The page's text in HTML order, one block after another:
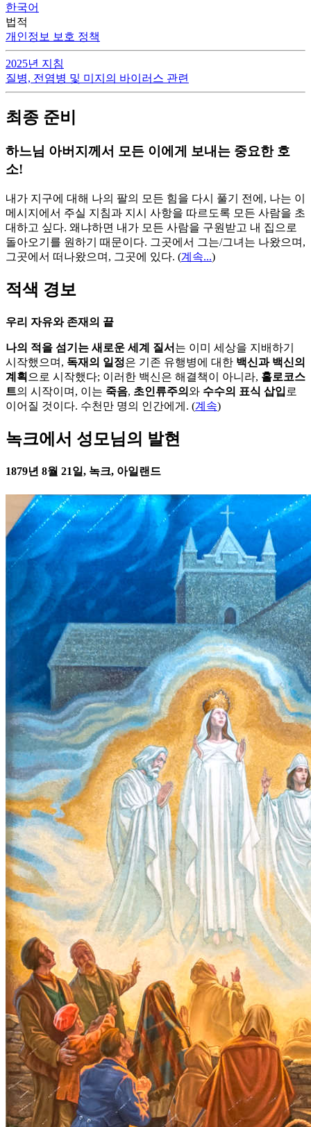
한국어
법적
개인정보 보호 정책
2025년 지침
질병, 전염병 및 미지의 바이러스 관련
최종 준비
하느님 아버지께서 모든 이에게 보내는 중요한 호
소!
내가 지구에 대해 나의 팔의 모든 힘을 다시 풀기 전에, 나는 이
메시지에서 주실 지침과 지시 사항을 따르도록 모든 사람을 초
대하고 싶다. 왜냐하면 내가 모든 사람을 구원받고 내 집으로
돌아오기를 원하기 때문이다. 그곳에서 그는/그녀는 나왔으며,
그곳에서 떠나왔으며, 그곳에 있다. (계속...)
적색 경보
우리 자유와 존재의 끝
나의 적을 섬기는 새로운 세계 질서 는 이미 세상을 지배하기
시작했으며, 독재의 일정은 기존 유행병에 대한 백신과 백신의
계획 으로 시작했다; 이러한 백신은 해결책이 아니라, 홀로코스
트의 시작이며, 이는 죽음, 초인류주의 와 수수의 표식 삽입 로
이어질 것이다. 수천만 명의 인간에게. (계속)
녹크에서 성모님의 발현
1879년 8월 21일, 녹크, 아일랜드